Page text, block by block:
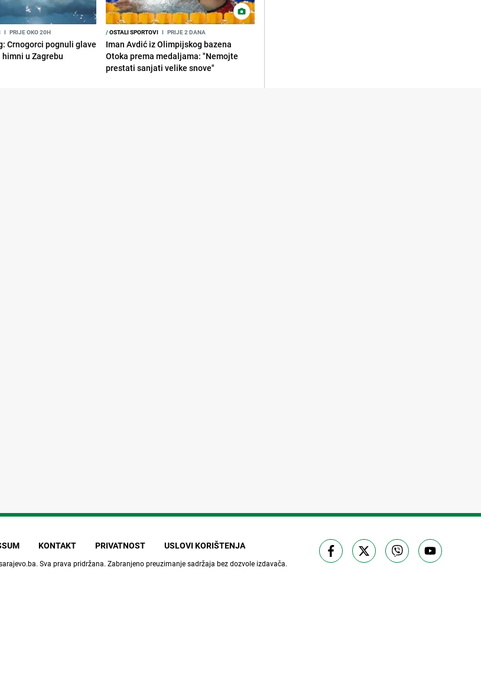
I PRIJE OKO 20H
Crnogorci pognuli glave
u Zagrebu
/OSTALI SPORTOVI I PRIJE 2 DANA
Iman Avdić iz Olimpijskog bazena
Otoka prema medaljama: "Nemojte
prestati sanjati velike snove"
KONTAKT PRIVATNOST USLOVI KORIŠTENJA
. Sva prava pridržana. Zabranjeno preuzimanje sadržaja bez dozvole izdavača.